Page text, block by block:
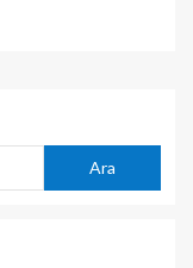
Ara